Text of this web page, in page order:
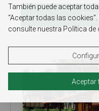
También puede aceptar
“Aceptar todas las
consulte nuestra Política de
Aceptar